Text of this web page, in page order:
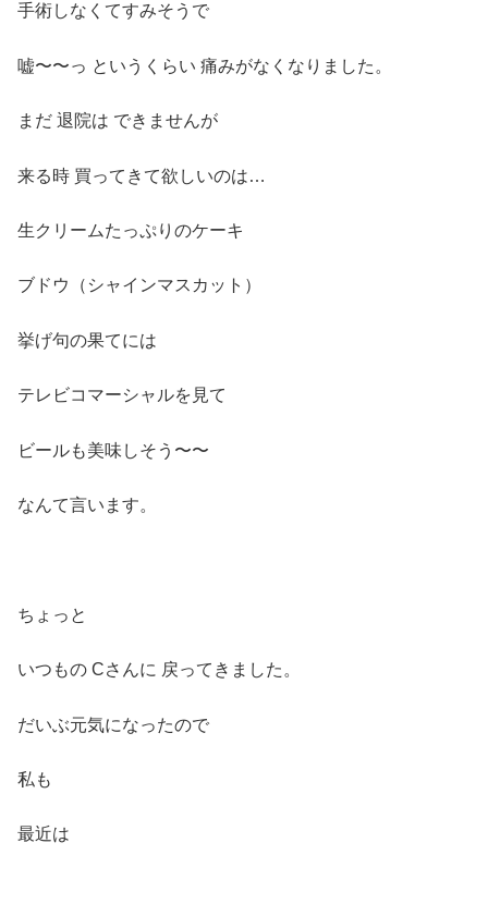
手術しなくてすみそうで
嘘〜〜っ というくらい 痛みがなくなりました。
まだ 退院は できませんが
来る時 買ってきて欲しいのは…
生クリームたっぷりのケーキ
ブドウ（シャインマスカット）
挙げ句の果てには
テレビコマーシャルを見て
ビールも美味しそう〜〜
なんて言います。
ちょっと
いつもの Cさんに 戻ってきました。
だいぶ元気になったので
私も
最近は